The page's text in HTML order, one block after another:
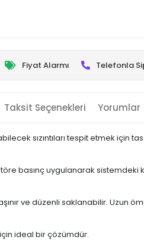
Fiyat Alarmı Telefonla
Taksit Seçenekleri Yorumlar
sızıntıları tespit etmek için
basınç uygulanarak sistemdeki
ve düzenli saklanabilir. Uzun
ideal bir çözümdür.